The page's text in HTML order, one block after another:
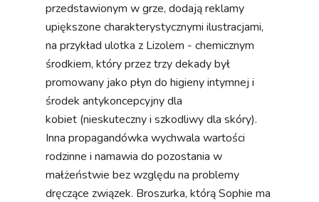
przedstawionym w grze, dodają reklamy
upiększone charakterystycznymi ilustracjami,
na przykład ulotka z Lizolem - chemicznym
środkiem, który przez trzy dekady był
promowany jako płyn do higieny intymnej i
środek antykoncepcyjny dla
kobiet (nieskuteczny i szkodliwy dla skóry).
Inna propagandówka wychwala wartości
rodzinne i namawia do pozostania w
małżeństwie bez względu na problemy
dręczące związek. Broszurka, którą Sophie ma